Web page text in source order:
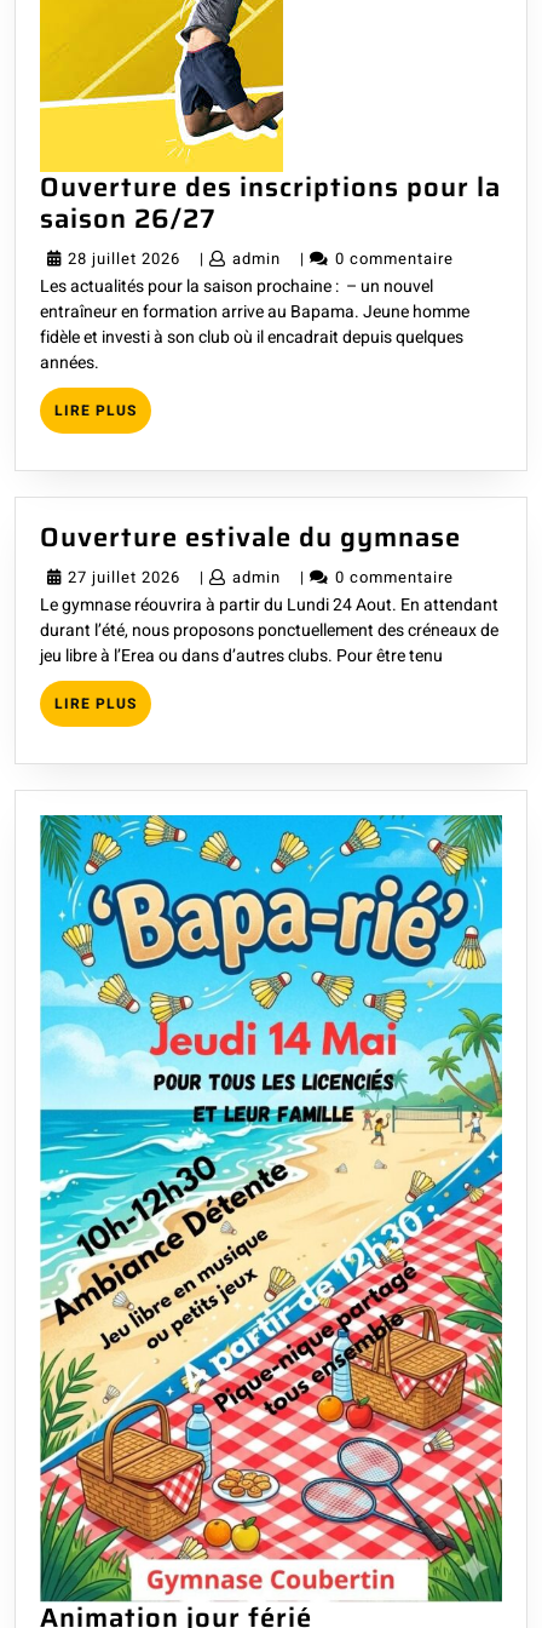
Ouverture des inscriptions pour la
saison 26/27
des
inscriptions
pour
la
28 juillet 2026
28
juillet
2026
| admin admin
| 0 commentaire
Les actualités pour la saison prochaine : – un nouvel
entraîneur en formation arrive au Bapama. Jeune homme
fidèle et investi à son club où il encadrait depuis quelques
années.
LIRE PLUS LIRE
PLUS
Ouverture estivale du gymnase
du
27 juillet 2026
27
juillet
2026
| admin admin
| 0 commentaire
Le gymnase réouvrira à partir du Lundi 24 Aout. En attendant
durant l’été, nous proposons ponctuellement des créneaux de
jeu libre à l’Erea ou dans d’autres clubs. Pour être tenu
LIRE PLUS LIRE
PLUS
Animation jour férié Animation